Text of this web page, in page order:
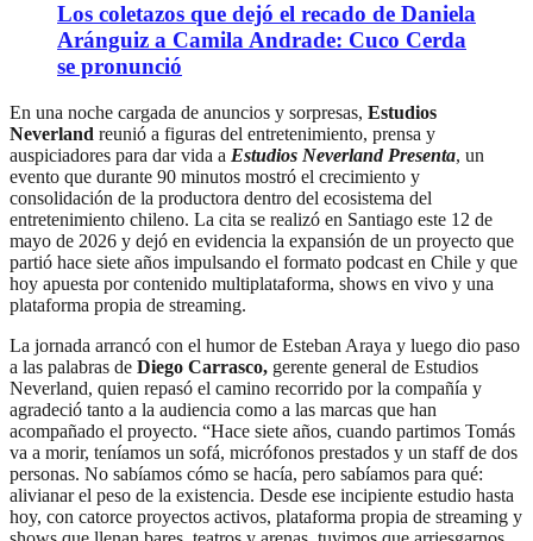
Los coletazos que dejó el recado de Daniela
Aránguiz a Camila Andrade: Cuco Cerda
se pronunció
En una noche cargada de anuncios y sorpresas, Estudios
Neverland reunió a figuras del entretenimiento, prensa y
auspiciadores para dar vida a Estudios Neverland Presenta, un
evento que durante 90 minutos mostró el crecimiento y
consolidación de la productora dentro del ecosistema del
entretenimiento chileno. La cita se realizó en Santiago este 12 de
mayo de 2026 y dejó en evidencia la expansión de un proyecto que
partió hace siete años impulsando el formato podcast en Chile y que
hoy apuesta por contenido multiplataforma, shows en vivo y una
plataforma propia de streaming.
La jornada arrancó con el humor de Esteban Araya y luego dio paso
a las palabras de Diego Carrasco, gerente general de Estudios
Neverland, quien repasó el camino recorrido por la compañía y
agradeció tanto a la audiencia como a las marcas que han
acompañado el proyecto. “Hace siete años, cuando partimos Tomás
va a morir, teníamos un sofá, micrófonos prestados y un staff de dos
personas. No sabíamos cómo se hacía, pero sabíamos para qué:
alivianar el peso de la existencia. Desde ese incipiente estudio hasta
hoy, con catorce proyectos activos, plataforma propia de streaming y